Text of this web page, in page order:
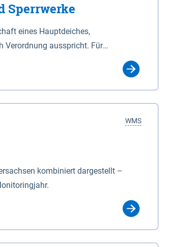
Sperrwerke
eines Hauptdeiches,
Verordnung ausspricht. Für
Die Widmung "2.Deichlinie" ist
sind (§2 Abs.3 NDG). Ein Bauwerk
durch Verordnung
WMS
kombiniert dargestellt –